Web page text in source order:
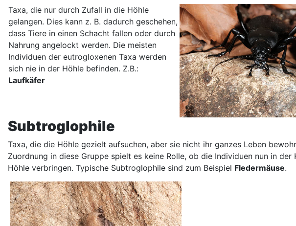
Taxa, die nur durch Zufall in die Höhle
gelangen. Dies kann z. B. dadurch geschehen,
dass Tiere in einen Schacht fallen oder durch
Nahrung angelockt werden. Die meisten
Individuen der eutrogloxenen Taxa werden
sich nie in der Höhle befinden. Z.B.:
Laufkäfer
Subtroglophile
Taxa, die die Höhle gezielt aufsuchen, aber sie nicht ihr ganzes Leben
Zuordnung in diese Gruppe spielt es keine Rolle, ob die Individuen nun in
Höhle verbringen. Typische Subtroglophile sind zum Beispiel Fledermäuse.